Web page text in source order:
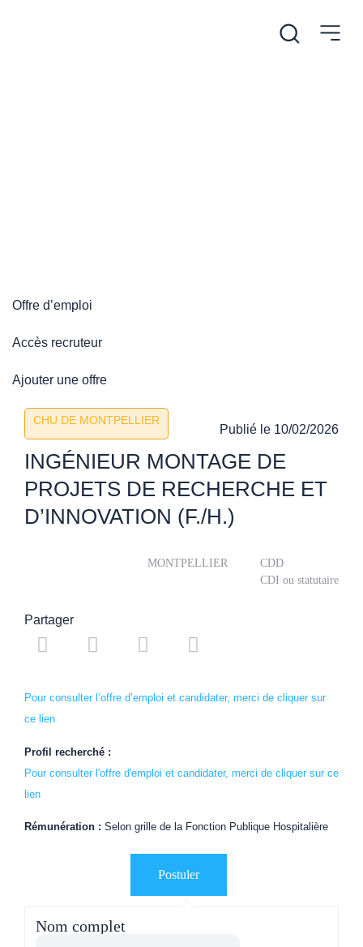
Offre d’emploi
Accès recruteur
Ajouter une offre
CHU DE MONTPELLIER
Publié le 10/02/2026
INGÉNIEUR MONTAGE DE
PROJETS DE RECHERCHE ET
D’INNOVATION (F./H.)
MONTPELLIER
CDD
CDI ou statutaire
Partager
Pour consulter l’offre d’emploi et candidater, merci de cliquer sur
ce lien
Profil recherché :
Pour consulter l'offre d'emploi et candidater, merci de cliquer sur ce
lien
Rémunération : Selon grille de la Fonction Publique Hospitalière
Nom complet